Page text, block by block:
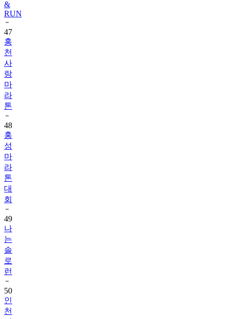
47
홍
천
사
랑
마
라
톤
48
홍
성
마
라
톤
대
회
49
나
는
솔
로
런
50
인
천
서
구